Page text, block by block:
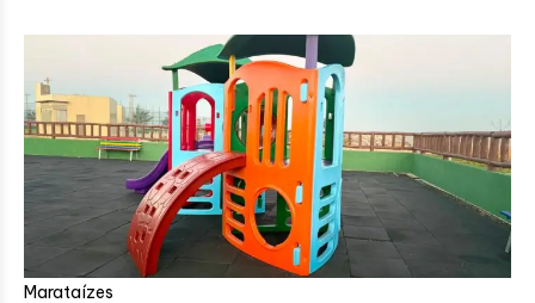
Marataízes